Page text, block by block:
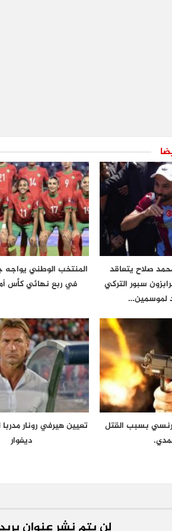
صلاح يتعاقد
سبور التركي
لموسمين…
المنتخب الوطني يواجه
في ربع نهائي كأس
بسبب القتل
تعيين هيرفي رونار
ديفوار